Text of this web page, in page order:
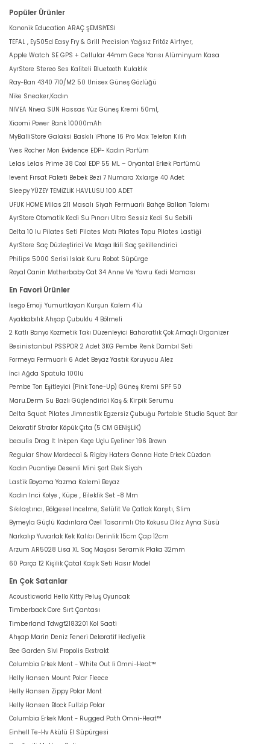
Popüler Ürünler
Kanonik Education ARAÇ ŞEMSİYESİ
TEFAL , Ey505d Easy Fry & Grill Precision Yağsız Fritöz Airfryer,
Apple Watch SE GPS + Cellular 44mm Gece Yarısı Alüminyum Kasa
AyrStore Stereo Ses Kaliteli Bluetooth Kulaklık
Ray-Ban 4340 710/M2 50 Unisex Güneş Gözlüğü
Nike Sneaker,Kadın
NIVEA Nivea SUN Hassas Yüz Güneş Kremi 50ml,
Xiaomi Power Bank 10000mAh
MyBalliStore Galaksi Baskılı iPhone 16 Pro Max Telefon Kılıfı
Yves Rocher Mon Evidence EDP- Kadın Parfüm
Lelas Lelas Prime 38 Cool EDP 55 ML – Oryantal Erkek Parfümü
levent Fırsat Paketi Bebek Bezi 7 Numara Xxlarge 40 Adet
Sleepy YÜZEY TEMİZLİK HAVLUSU 100 ADET
UFUK HOME Milas 211 Masalı Siyah Fermuarlı Bahçe Balkon Takımı
AyrStore Otomatik Kedi Su Pınarı Ultra Sessiz Kedi Su Sebili
Delta 10 lu Pilates Seti Pilates Matı Pilates Topu Pilates Lastiği
AyrStore Saç Düzleştirici Ve Maşa İkili Saç Şekillendirici
Philips 5000 Serisi Islak Kuru Robot Süpürge
Royal Canin Motherbaby Cat 34 Anne Ve Yavru Kedi Maması
En Favori Ürünler
İsego Emoji Yumurtlayan Kurşun Kalem 4'lü
Ayakkabılık Ahşap Çubuklu 4 Bölmeli
2 Katlı Banyo Kozmetik Takı Düzenleyici Baharatlık Çok Amaçlı Organizer
Besinistanbul PSSPOR 2 Adet 3KG Pembe Renk Dambıl Seti
Formeya Fermuarlı 6 Adet Beyaz Yastık Koruyucu Alez
İnci Ağda Spatula 100lü
Pembe Ton Eşitleyici (Pink Tone-Up) Güneş Kremi SPF 50
Maru.Derm Su Bazlı Güçlendirici Kaş & Kirpik Serumu
Delta Squat Pilates Jimnastik Egzersiz Çubuğu Portable Studio Squat Bar
Dekoratif Strafor Köpük Çıta (5 CM GENİŞLİK)
beaulis Drag It Inkpen Keçe Uçlu Eyeliner 196 Brown
Regular Show Mordecai & Rigby Haters Gonna Hate Erkek Cüzdan
Kadın Puantiye Desenli Mini Şort Etek Siyah
Lastik Boyama Yazma Kalemi Beyaz
Kadın Inci Kolye , Küpe , Bileklik Set -8 Mm
Sıkılaştırıcı, Bölgesel İncelme, Selülit Ve Çatlak Karşıtı, Slim
Bymeyla Güçlü Kadınlara Özel Tasarımlı Oto Kokusu Dikiz Ayna Süsü
Narkalıp Yuvarlak Kek Kalıbı Derinlik 15cm Çap 12cm
Arzum AR5028 Lisa XL Saç Maşası Seramik Plaka 32mm
60 Parça 12 Kişilik Çatal Kaşık Seti Hasır Model
En Çok Satanlar
Acousticworld Hello Kitty Peluş Oyuncak
Timberback Core Sırt Çantası
Timberland Tdwgf2183201 Kol Saati
Ahşap Marin Deniz Feneri Dekoratif Hediyelik
Bee Garden Sivi Propolis Ekstrakt
Columbia Erkek Mont - White Out İi Omni-Heat™
Helly Hansen Mount Polar Fleece
Helly Hansen Zippy Polar Mont
Helly Hansen Block Fullzip Polar
Columbia Erkek Mont - Rugged Path Omni-Heat™
Einhell Te-Hv Akülü El Süpürgesi